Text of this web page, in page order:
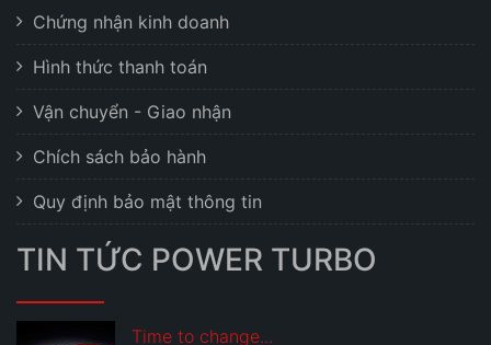
Chứng nhận kinh doanh
Hình thức thanh toán
Vận chuyển - Giao nhận
Chích sách bảo hành
Quy định bảo mật thông tin
TIN TỨC POWER TURBO
Time to change...